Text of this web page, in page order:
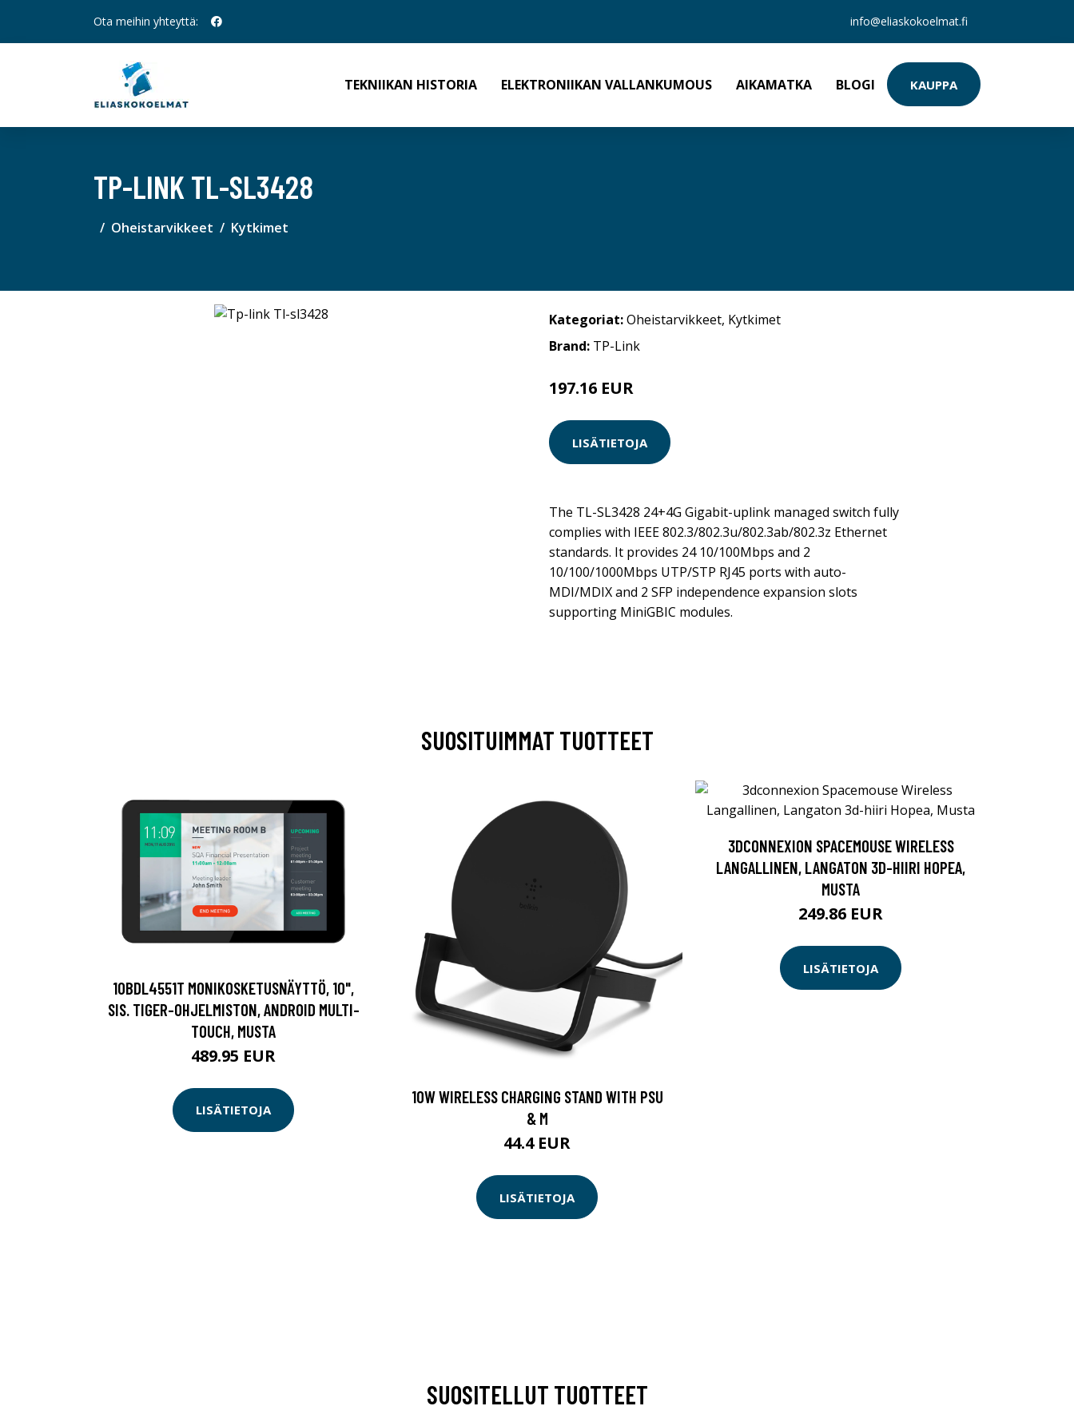
Ota meihin yhteyttä: info@eliaskokoelmat.fi
TEKNIIKAN HISTORIA ELEKTRONIIKAN VALLANKUMOUS AIKAMATKA BLOGI KAUPPA
TP-LINK TL-SL3428
Oheistarvikkeet Kytkimet
Kategoriat:Oheistarvikkeet, Kytkimet
Brand: TP-Link
197.16 EUR
LISÄTIETOJA
The TL-SL3428 24+4G Gigabit-uplink managed switch fully
complies with IEEE 802.3/802.3u/802.3ab/802.3z Ethernet
standards. It provides 24 10/100Mbps and 2
10/100/1000Mbps UTP/STP RJ45 ports with auto-
MDI/MDIX and 2 SFP independence expansion slots
supporting MiniGBIC modules.
SUOSITUIMMAT TUOTTEET
10BDL4551T MONIKOSKETUSNÄYTTÖ, 10",
SIS. TIGER-OHJELMISTON, ANDROID MULTI-
TOUCH, MUSTA
489.95 EUR
LISÄTIETOJA
10W WIRELESS CHARGING STAND WITH PSU
& M
44.4 EUR
LISÄTIETOJA
3DCONNEXION SPACEMOUSE WIRELESS
LANGALLINEN, LANGATON 3D-HIIRI HOPEA,
MUSTA
249.86 EUR
LISÄTIETOJA
SUOSITELLUT TUOTTEET